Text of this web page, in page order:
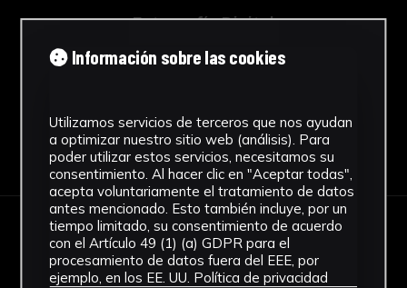
Fotografía Digital
Ver más
Descargar Ficha
IMÁGENES
Información sobre las cookies
Utilizamos servicios de terceros que nos ayudan
a optimizar nuestro sitio web (análisis). Para
poder utilizar estos servicios, necesitamos su
consentimiento. Al hacer clic en "Aceptar todas",
acepta voluntariamente el tratamiento de datos
antes mencionado. Esto también incluye, por un
tiempo limitado, su consentimiento de acuerdo
con el Artículo 49 (1) (a) GDPR para el
procesamiento de datos fuera del EEE, por
ejemplo, en los EE. UU. Política de privacidad